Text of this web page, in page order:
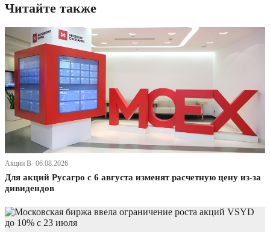
Читайте также
Акции В· 06.08.2026
Для акций Русагро с 6 августа изменят расчетную цену из-за
дивидендов